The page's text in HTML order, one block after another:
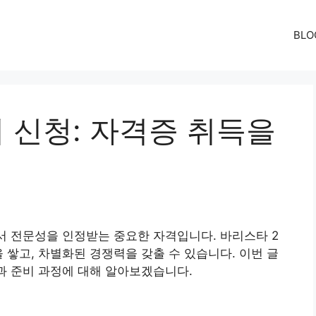
청: 자격증 취득을
전문성을 인정받는 중요한 자격입니다. 바리스타 2
고, 차별화된 경쟁력을 갖출 수 있습니다. 이번 글
준비 과정에 대해 알아보겠습니다.